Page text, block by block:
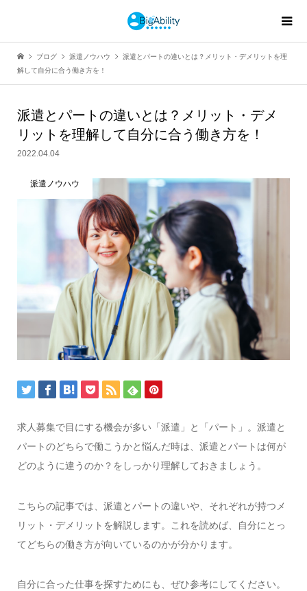
ブログ 派遣ノウハウ
派遣とパートの違いとは？メリット・デメリットを理
解して自分に合う働き方を！
派遣とパートの違いとは？メリット・デメ
リットを理解して自分に合う働き方を！
2022.04.04
派遣ノウハウ
求人募集で目にする機会が多い「派遣」と「パート」。派遣と
パートのどちらで働こうかと悩んだ時は、派遣とパートは何が
どのように違うのか？をしっかり理解しておきましょう。
こちらの記事では、派遣とパートの違いや、それぞれが持つメ
リット・デメリットを解説します。これを読めば、自分にとっ
てどちらの働き方が向いているのかが分かります。
自分に合った仕事を探すためにも、ぜひ参考にしてください。